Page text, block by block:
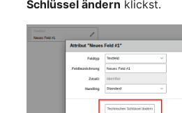
Schlüssel ändern klickst.